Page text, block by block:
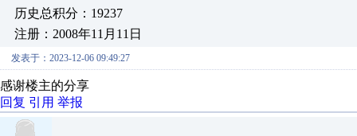
历史总积分：19237
注册：2008年11月11日
发表于：2023-12-06 09:49:27
感谢楼主的分享
回复 引用 举报